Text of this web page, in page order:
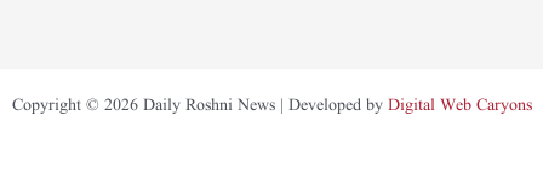
Copyright © 2026 Daily Roshni News | Developed by Digital Web Caryons